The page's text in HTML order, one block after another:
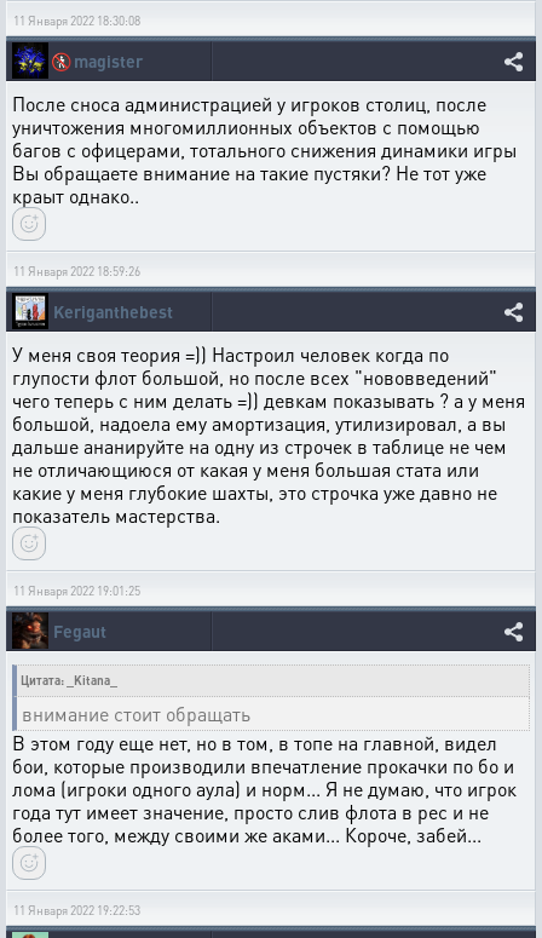
11 Января 2022 18:30:08
🚷magister
После сноса администрацией у игроков столиц, после
уничтожения многомиллионных объектов с помощью
багов с офицерами, тотального снижения динамики игры
Вы обращаете внимание на такие пустяки? Не тот уже
краыт однако..
11 Января 2022 18:59:26
Keriganthebest
У меня своя теория =)) Настроил человек когда по
глупости флот большой, но после всех "нововведений"
чего теперь с ним делать =)) девкам показывать ? а у меня
большой, надоела ему амортизация, утилизировал, а вы
дальше ананируйте на одну из строчек в таблице не чем
не отличающиюся от какая у меня большая стата или
какие у меня глубокие шахты, это строчка уже давно не
показатель мастерства.
11 Января 2022 19:01:25
Fegaut
Цитата: _Kitana_
внимание стоит обращать
В этом году еще нет, но в том, в топе на главной, видел
бои, которые производили впечатление прокачки по бо и
лома (игроки одного аула) и норм... Я не думаю, что игрок
года тут имеет значение, просто слив флота в рес и не
более того, между своими же аками... Короче, забей...
11 Января 2022 19:22:53